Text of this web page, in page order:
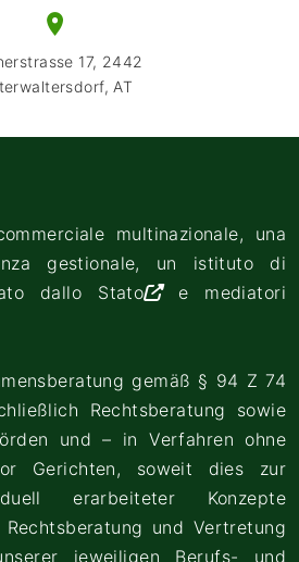
17, 2442
AT
multinazionale, una
gestionale, un istituto di
dallo Stato
e mediatori
gemäß § 94 Z 74
Rechtsberatung sowie
und – in Verfahren ohne
Gerichten, soweit dies zur
erarbeiteter Konzepte
und Vertretung
jeweiligen Berufs- und